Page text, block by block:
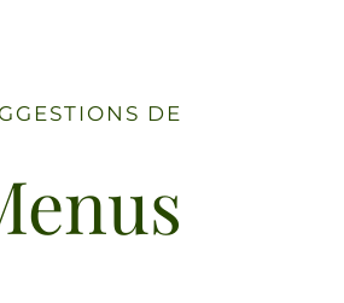
DE